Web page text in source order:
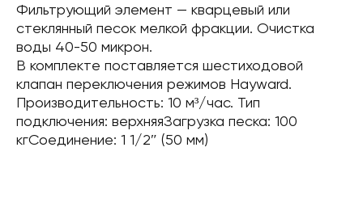
Фильтрующий элемент — кварцевый или
стеклянный песок мелкой фракции. Очистка
воды 40-50 микрон.
В комплекте поставляется шестиходовой
клапан переключения режимов Hayward.
Производительность: 10 м³/час. Тип
подключения: верхняяЗагрузка песка: 100
кгСоединение: 1 1/2″ (50 мм)